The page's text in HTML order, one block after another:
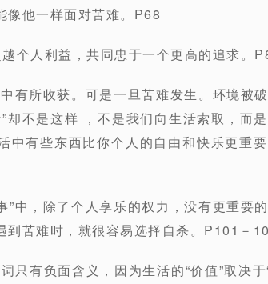
像他一样面对苦难。P68
个人利益，共同忠于一个更高的追求。
有所收获。可是一旦苦难发生。环境被
却不是这样 ，不是我们向生活索取，而
中有些东西比你个人的自由和快乐更重
中，除了个人享乐的权力，没有更重要
到苦难时，就很容易选择自杀。P101－
只有负面含义，因为生活的“价值”取决